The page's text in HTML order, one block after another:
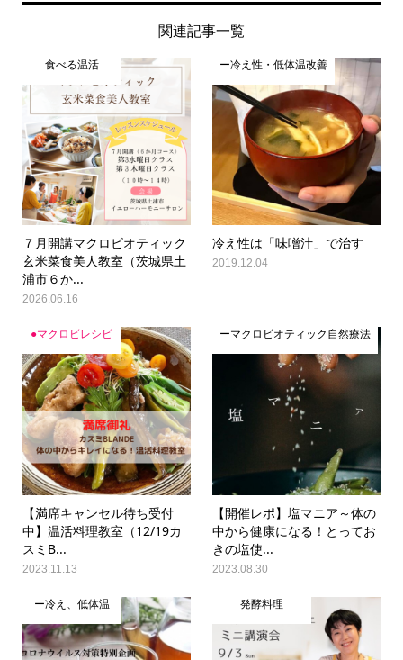
関連記事一覧
食べる温活
７月開講マクロビオティック
玄米菜食美人教室（茨城県土
浦市６か...
2026.06.16
ー冷え性・低体温改善
冷え性は「味噌汁」で治す
2019.12.04
●マクロビレシピ
【満席キャンセル待ち受付
中】温活料理教室（12/19カ
スミB...
2023.11.13
ーマクロビオティック自然療法
【開催レポ】塩マニア～体の
中から健康になる！とってお
きの塩使...
2023.08.30
ー冷え、低体温 発酵料理